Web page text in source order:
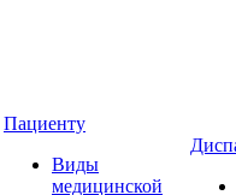
Пациенту
Виды
медицинской